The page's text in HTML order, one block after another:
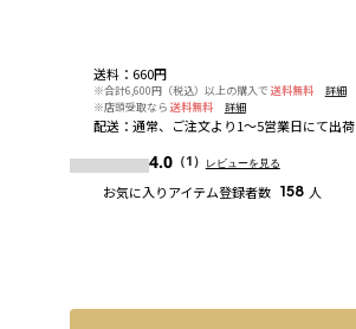
送料： 660円
※合計6,600円（税込）以上の購入で 送料無料
詳細
※店頭受取なら 送料無料 詳細
配送： 通常、ご注文より1～5営業日にて出荷
4.0（1） レビューを見る
お気に入りアイテム登録者数 158 人